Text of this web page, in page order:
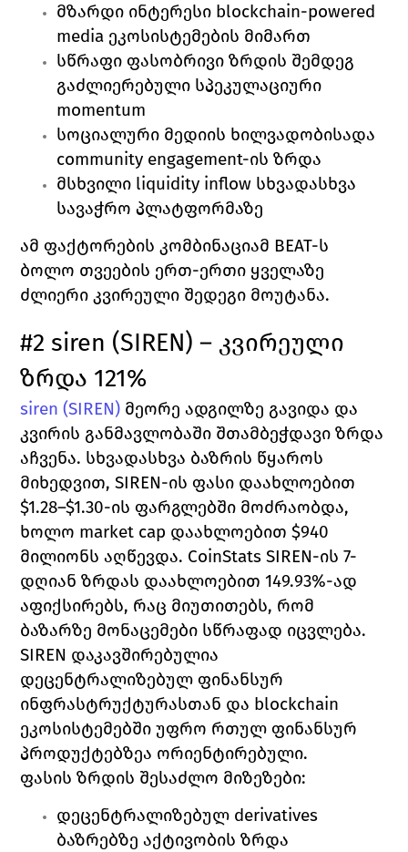
მზარდი ინტერესი blockchain-powered
media ეკოსისტემების მიმართ
სწრაფი ფასობრივი ზრდის შემდეგ
გაძლიერებული სპეკულაციური
momentum
სოციალური მედიის ხილვადობისადა
community engagement-ის ზრდა
მსხვილი liquidity inflow სხვადასხვა
სავაჭრო პლატფორმაზე
ამ ფაქტორების კომბინაციამ BEAT-ს
ბოლო თვეების ერთ-ერთი ყველაზე
ძლიერი კვირეული შედეგი მოუტანა.
#2 siren (SIREN) – კვირეული
ზრდა 121%
siren (SIREN) მეორე ადგილზე გავიდა და
კვირის განმავლობაში შთამბეჭდავი ზრდა
აჩვენა. სხვადასხვა ბაზრის წყაროს
მიხედვით, SIREN-ის ფასი დაახლოებით
$1.28–$1.30-ის ფარგლებში მოძრაობდა,
ხოლო market cap დაახლოებით $940
მილიონს აღწევდა. CoinStats SIREN-ის 7-
დღიან ზრდას დაახლოებით 149.93%-ად
აფიქსირებს, რაც მიუთითებს, რომ
ბაზარზე მონაცემები სწრაფად იცვლება.
SIREN დაკავშირებულია
დეცენტრალიზებულ ფინანსურ
ინფრასტრუქტურასთან და blockchain
ეკოსისტემებში უფრო რთულ ფინანსურ
პროდუქტებზეა ორიენტირებული.
ფასის ზრდის შესაძლო მიზეზები:
დეცენტრალიზებულ derivatives
ბაზრებზე აქტივობის ზრდა